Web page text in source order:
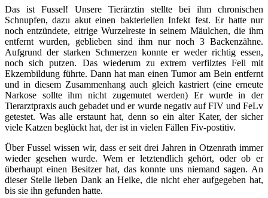
Das ist Fussel! Unsere Tierärztin stellte bei ihm chronischen
Schnupfen, dazu akut einen bakteriellen Infekt fest. Er hatte nur
noch entzündete, eitrige Wurzelreste in seinem Mäulchen, die ihm
entfernt wurden, geblieben sind ihm nur noch 3 Backenzähne.
Aufgrund der starken Schmerzen konnte er weder richtig essen,
noch sich putzen. Das wiederum zu extrem verfilztes Fell mit
Ekzembildung führte. Dann hat man einen Tumor am Bein entfernt
und in diesem Zusammenhang auch gleich kastriert (eine erneute
Narkose sollte ihm nicht zugemutet werden) Er wurde in der
Tierarztpraxis auch gebadet und er wurde negativ auf FIV und FeLv
getestet. Was alle erstaunt hat, denn so ein alter Kater, der sicher
viele Katzen beglückt hat, der ist in vielen Fällen Fiv-postitiv.
Über Fussel wissen wir, dass er seit drei Jahren in Otzenrath immer
wieder gesehen wurde. Wem er letztendlich gehört, oder ob er
überhaupt einen Besitzer hat, das konnte uns niemand sagen. An
dieser Stelle lieben Dank an Heike, die nicht eher aufgegeben hat,
bis sie ihn gefunden hatte.